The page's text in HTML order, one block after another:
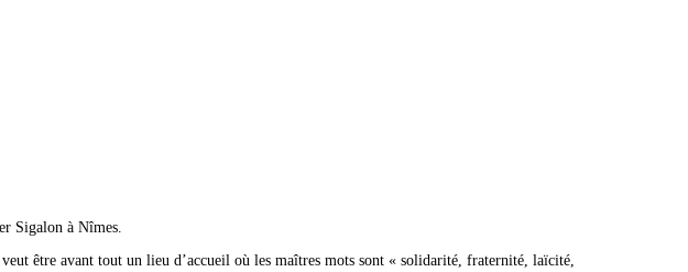
Sigalon à Nîmes.
être avant tout un lieu d’accueil où les maîtres mots sont « solidarité, fraternité, laïcité,